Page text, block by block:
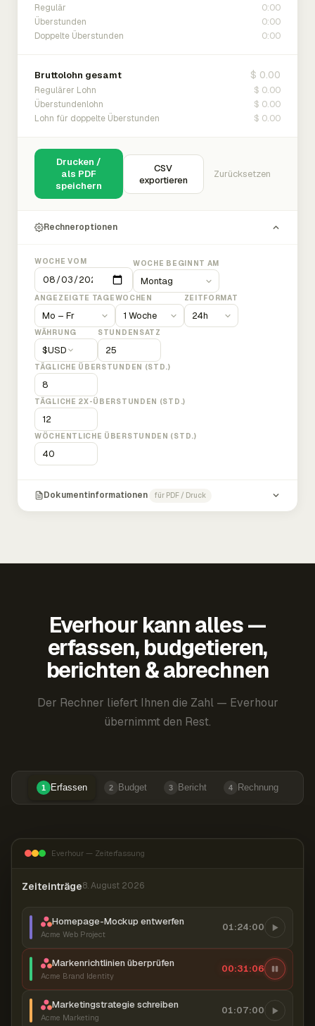
Regulär 0:00
Überstunden 0:00
Doppelte Überstunden 0:00
Bruttolohn gesamt $ 0.00
Regulärer Lohn $ 0.00
Überstundenlohn $ 0.00
Lohn für doppelte Überstunden $ 0.00
Drucken /
als PDF
speichern
CSV
exportieren
Zurücksetzen
Rechneroptionen
WOCHE VOM WOCHE BEGINNT AM
ANGEZEIGTE TAGEWOCHEN ZEITFORMAT
WÄHRUNG
$USD
STUNDENSATZ
TÄGLICHE ÜBERSTUNDEN (STD.)
TÄGLICHE 2X-ÜBERSTUNDEN (STD.)
WÖCHENTLICHE ÜBERSTUNDEN (STD.)
Dokumentinformationen für PDF / Druck
Everhour kann alles —
erfassen, budgetieren,
berichten & abrechnen
Der Rechner liefert Ihnen die Zahl — Everhour
übernimmt den Rest.
1 Erfassen 2 Budget 3 Bericht 4 Rechnung
Everhour — Zeiterfassung
Zeiteinträge8. August 2026
Homepage-Mockup entwerfen
Acme Web Project
01:24:00
Markenrichtlinien überprüfen
Acme Brand Identity
00:31:07
Marketingstrategie schreiben
Acme Marketing
01:07:00